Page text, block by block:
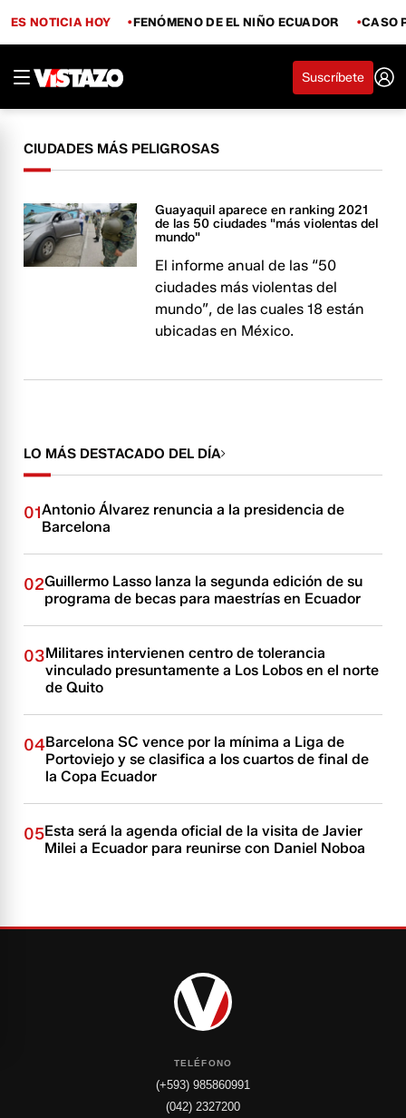
ES NOTICIA HOY FENÓMENO DE EL NIÑO ECUADOR CASO
Suscríbete
CIUDADES MÁS PELIGROSAS
Guayaquil aparece en ranking 2021
de las 50 ciudades "más violentas del
mundo"
El informe anual de las “50
ciudades más violentas del
mundo”, de las cuales 18 están
ubicadas en México.
LO MÁS DESTACADO DEL DÍA
01Antonio Álvarez renuncia a la presidencia de
Barcelona
02Guillermo Lasso lanza la segunda edición de su
programa de becas para maestrías en Ecuador
03Militares intervienen centro de tolerancia
vinculado presuntamente a Los Lobos en el norte
de Quito
04Barcelona SC vence por la mínima a Liga de
Portoviejo y se clasifica a los cuartos de final de
la Copa Ecuador
05Esta será la agenda oficial de la visita de Javier
Milei a Ecuador para reunirse con Daniel Noboa
TELÉFONO
(+593) 985860991
(042) 2327200